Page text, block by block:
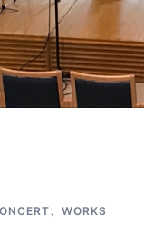
、 WORKS